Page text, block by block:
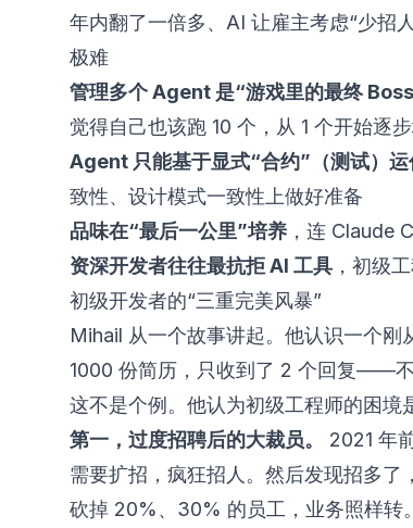
年内翻了一倍多、AI 让雇主考虑“少招
极难
管理多个 Agent 是“游戏里的最终
觉得自己也该跑 10 个，从 1 个开始逐
Agent 只能基于显式“合约”（测试）运
致性、设计模式一致性上做好准备
品味在“最后一公里”培养 ，连 Claude
资深开发者往往最抗拒 AI 工具 ，初级
初级开发者的“三重完美风暴”
Mihail 从一个故事讲起。他认识一个
1000 份简历，只收到了 2 个回复——不
这不是个例。他认为初级工程师的困境
第一，过度招聘后的大裁员。
2021 年
需要扩招，疯狂招人。然后发现招多
砍掉 20%、30% 的员工，业务照样转。